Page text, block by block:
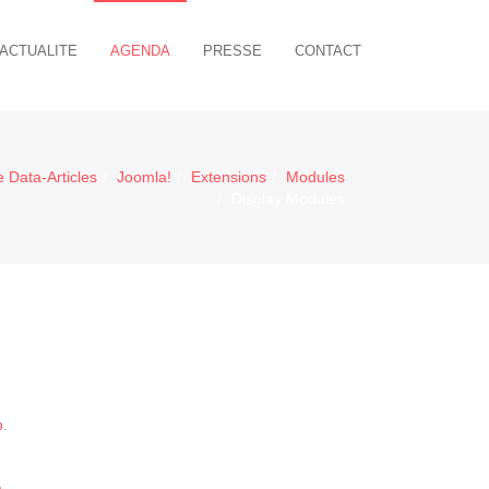
ACTUALITE AGENDA PRESSE CONTACT
Data-Articles Joomla! Extensions
Modules